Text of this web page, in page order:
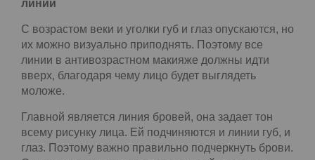
Перламутр всегда усиливает объем, но вместо
визуального омолаживания он может
подчеркнуть морщины и изъяны, сделать веки
нависающими. Матовые холодные оттенки могут
визуально добавить лет.
Шаг пятый. Прорисовываем правильные
линии
С возрастом веки и уголки губ и глаз опускаются,
но их можно визуально приподнять. Поэтому все